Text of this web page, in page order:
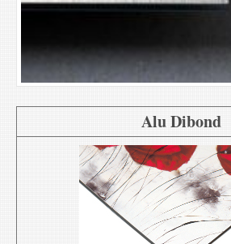
Alu Dibond